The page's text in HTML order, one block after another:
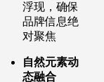
浮现，确保
品牌信息绝
对聚焦
自然元素动
态融合